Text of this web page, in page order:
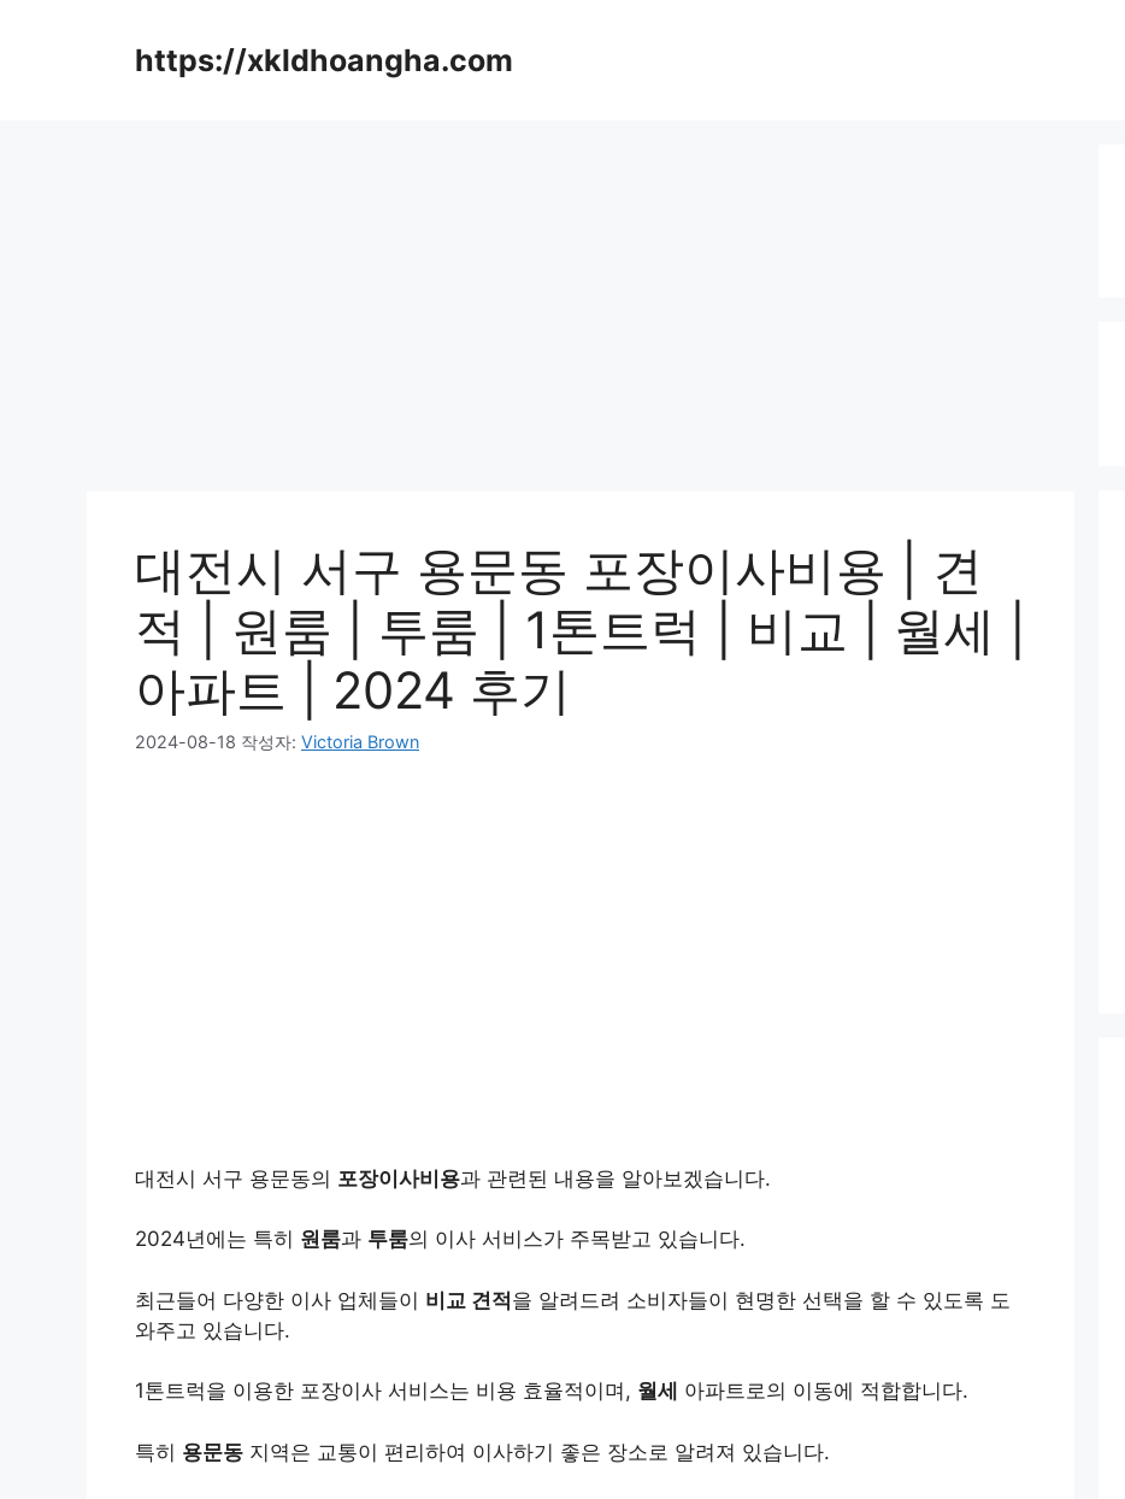
https://xkldhoangha.com
대전시 서구 용문동 포장이사비용 | 견
적 | 원룸 | 투룸 | 1톤트럭 | 비교 | 월세 |
아파트 | 2024 후기
2024-08-18 작성자: Victoria Brown
대전시 서구 용문동의 포장이사비용과 관련된 내용을 알아보겠습니다.
2024년에는 특히 원룸과 투룸의 이사 서비스가 주목받고 있습니다.
최근들어 다양한 이사 업체들이 비교 견적을 알려드려 소비자들이 현명한 선택을 할 수 있도록 도
와주고 있습니다.
1톤트럭을 이용한 포장이사 서비스는 비용 효율적이며, 월세 아파트로의 이동에 적합합니다.
특히 용문동 지역은 교통이 편리하여 이사하기 좋은 장소로 알려져 있습니다.